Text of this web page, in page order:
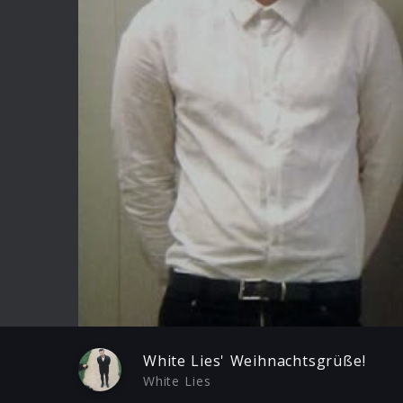
Play
White Lies' Weihnachtsgrüße!
White Lies